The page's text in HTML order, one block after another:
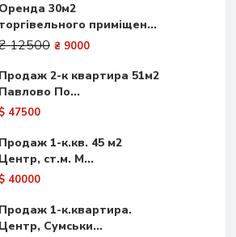
Оренда 30м2
торгівельного приміщен...
12500 ₴ 9000
Продаж 2-к квартира 51м2
Павлово По...
$ 47500
Продаж 1-к.кв. 45 м2
Центр, ст.м. М...
$ 40000
Продаж 1-к.квартира.
Центр, Сумськи...